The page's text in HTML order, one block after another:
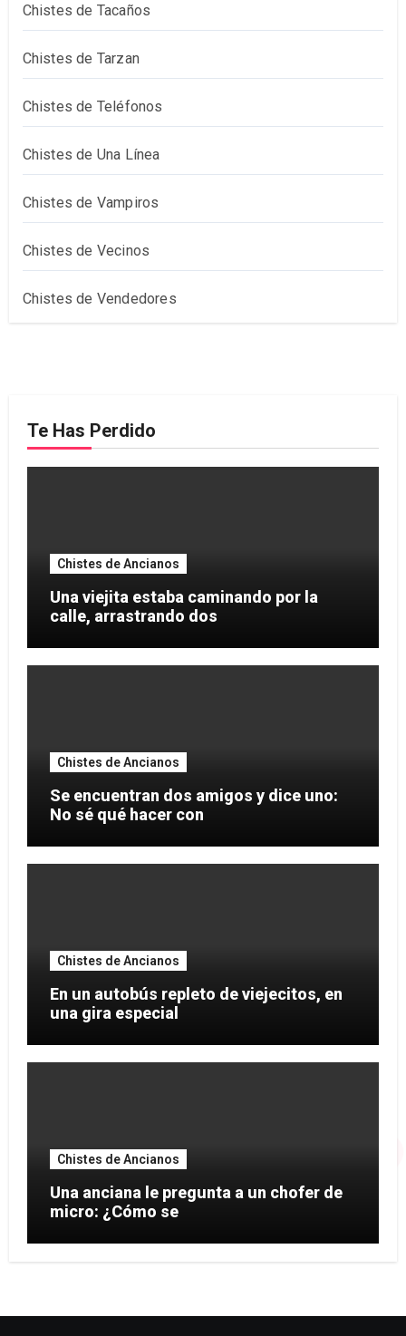
Chistes de Tacaños
Chistes de Tarzan
Chistes de Teléfonos
Chistes de Una Línea
Chistes de Vampiros
Chistes de Vecinos
Chistes de Vendedores
Te Has Perdido
Chistes de Ancianos
Una viejita estaba caminando por la
calle, arrastrando dos
Chistes de Ancianos
Se encuentran dos amigos y dice uno:
No sé qué hacer con
Chistes de Ancianos
En un autobús repleto de viejecitos, en
una gira especial
Chistes de Ancianos
Una anciana le pregunta a un chofer de
micro: ¿Cómo se